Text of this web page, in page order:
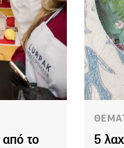
το
5